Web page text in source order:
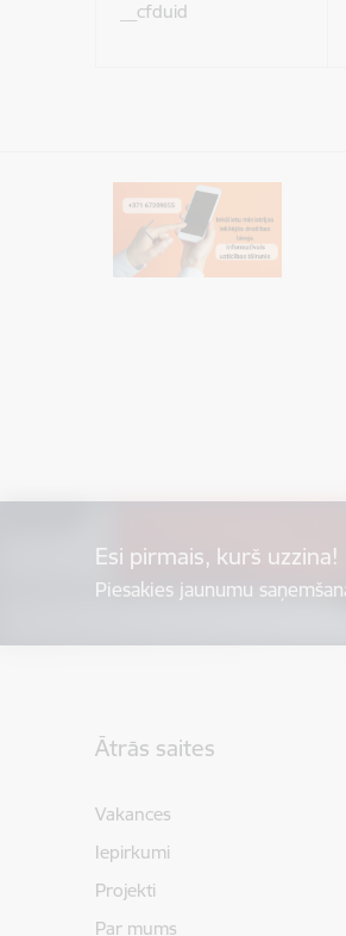
__cfduid
Esi pirmais, kurš uzzina!
Piesakies jaunumu
Ātrās saites
Vakances
Iepirkumi
Projekti
Par mums